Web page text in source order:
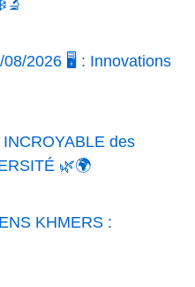
2026 🖥️ : Innovations
des
🌿🌍
KHMERS :